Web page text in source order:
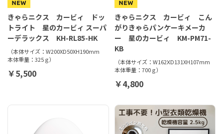
きゃらニクス カービィ ドッ
トライト 星のカービィ スーパ
ーデラックス KH-RL85-HK
（本体サイズ：W200XD50XH190mm
本体重量：325ｇ）
￥5,500
きゃらニクス カービィ こん
がりきゃらパンケーキメーカ
ー 星のカービィ KM-PM71-
KB
（本体サイズ：W162ⅩD131XH107mm
本体重量：700ｇ）
￥4,800